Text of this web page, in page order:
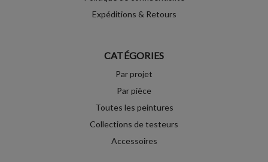
Expéditions & Retours
CATÉGORIES
Par projet
Par pièce
Toutes les peintures
Collections de testeurs
Accessoires